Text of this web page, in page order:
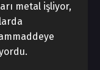
metal işliyor,